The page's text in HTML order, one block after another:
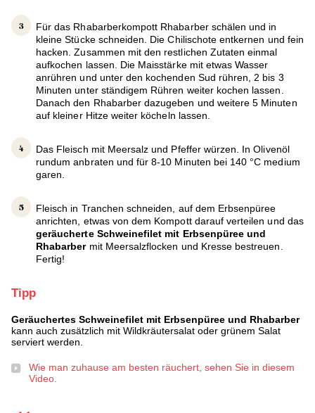
Für das Rhabarberkompott Rhabarber schälen und in
kleine Stücke schneiden. Die Chilischote entkernen und fein
hacken. Zusammen mit den restlichen Zutaten einmal
aufkochen lassen. Die Maisstärke mit etwas Wasser
anrühren und unter den kochenden Sud rühren, 2 bis 3
Minuten unter ständigem Rühren weiter kochen lassen.
Danach den Rhabarber dazugeben und weitere 5 Minuten
auf kleiner Hitze weiter köcheln lassen.
Das Fleisch mit Meersalz und Pfeffer würzen. In Olivenöl
rundum anbraten und für 8-10 Minuten bei 140 °C medium
garen.
Fleisch in Tranchen schneiden, auf dem Erbsenpüree
anrichten, etwas von dem Kompott darauf verteilen und das
geräucherte Schweinefilet mit Erbsenpüree und
Rhabarbermit Meersalzflocken und Kresse bestreuen.
Fertig!
Tipp
Geräuchertes Schweinefilet mit Erbsenpüree und Rhabarber
kann auch zusätzlich mit Wildkräutersalat oder grünem Salat
serviert werden.
Wie man zuhause am besten räuchert, sehen Sie in diesem
Video.